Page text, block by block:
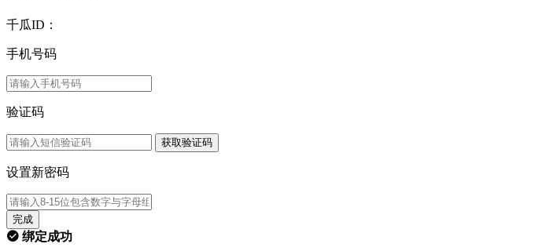
千瓜ID：
手机号码
验证码
获取验证码
设置新密码
完成
绑定成功